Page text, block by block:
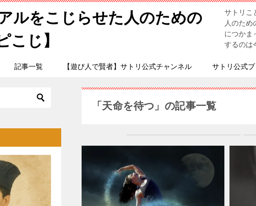
ルをこじらせた人のための
こじ】
サトリこ
人のた
につかま
するのは
記事一覧 【遊び人で賢者】サトリ公式チャンネル サトリ公式
「天命を待つ」の記事一覧